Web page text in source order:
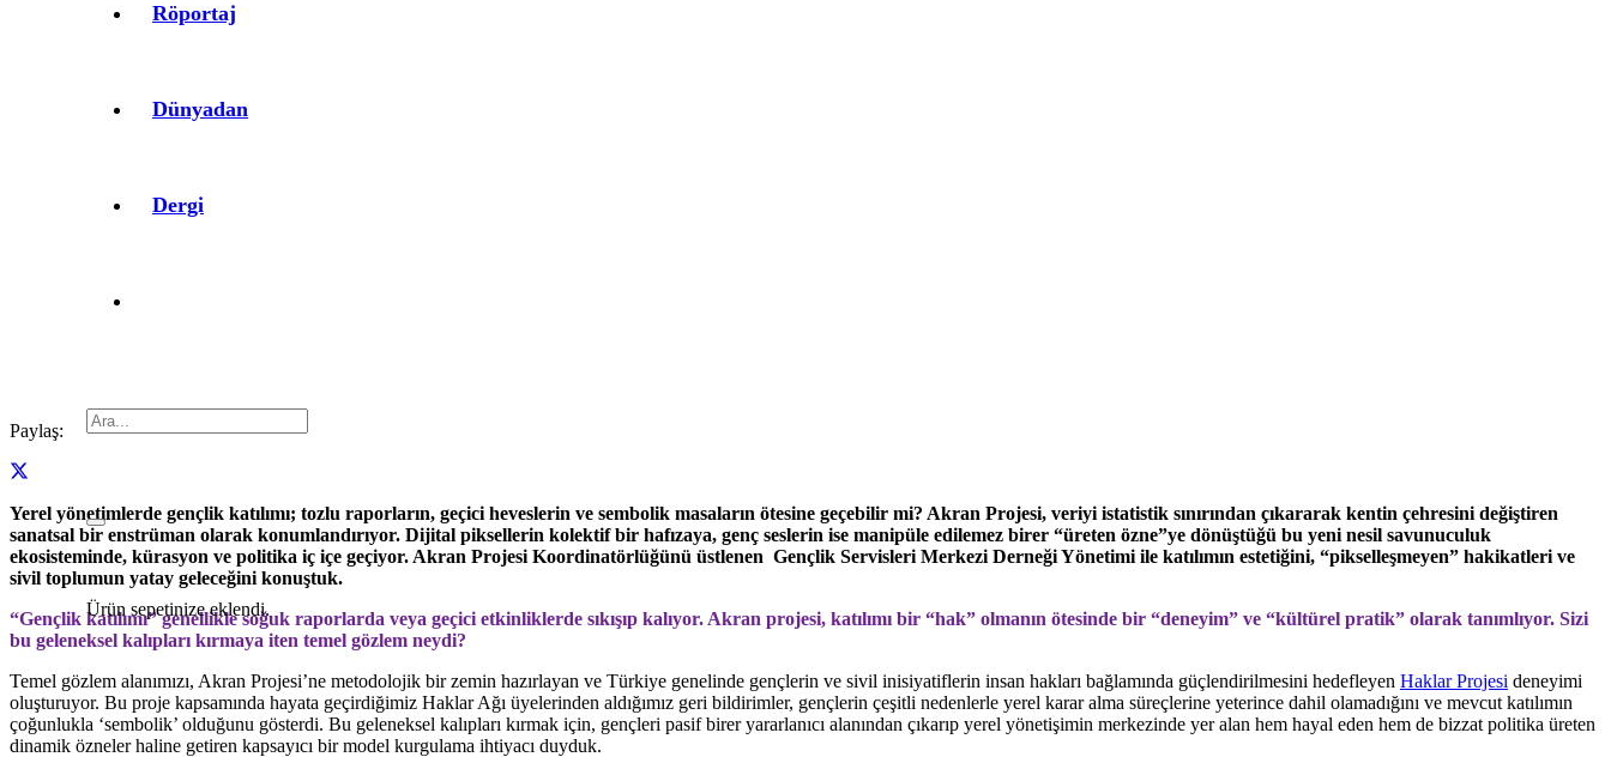
Röportaj
Dünyadan
Dergi
Ürün sepetinize eklendi.
Paylaş:
Yerel yönetimlerde gençlik katılımı; tozlu raporların, geçici heveslerin ve sembolik masaların ötesine geçebilir mi? Akran Projesi, veriyi istatistik sınırından çıkararak kentin çehresini değiştiren
sanatsal bir enstrüman olarak konumlandırıyor. Dijital piksellerin kolektif bir hafızaya, genç seslerin ise manipüle edilemez birer “üreten özne”ye dönüştüğü bu yeni nesil savunuculuk
ekosisteminde, kürasyon ve politika iç içe geçiyor. Akran Projesi Koordinatörlüğünü üstlenen Gençlik Servisleri Merkezi Derneği Yönetimi ile katılımın estetiğini, “pikselleşmeyen” hakikatleri ve
sivil toplumun yatay geleceğini konuştuk.
“Gençlik katılımı” genellikle soğuk raporlarda veya geçici etkinliklerde sıkışıp kalıyor. Akran projesi, katılımı bir “hak” olmanın ötesinde bir “deneyim” ve “kültürel pratik” olarak tanımlıyor. Sizi
bu geleneksel kalıpları kırmaya iten temel gözlem neydi?
Temel gözlem alanımızı, Akran Projesi’ne metodolojik bir zemin hazırlayan ve Türkiye genelinde gençlerin ve sivil inisiyatiflerin insan hakları bağlamında güçlendirilmesini hedefleyen Haklar Projesi deneyimi
oluşturuyor. Bu proje kapsamında hayata geçirdiğimiz Haklar Ağı üyelerinden aldığımız geri bildirimler, gençlerin çeşitli nedenlerle yerel karar alma süreçlerine yeterince dahil olamadığını ve mevcut katılımın
çoğunlukla ‘sembolik’ olduğunu gösterdi. Bu geleneksel kalıpları kırmak için, gençleri pasif birer yararlanıcı alanından çıkarıp yerel yönetişimin merkezinde yer alan hem hayal eden hem de bizzat politika üreten
dinamik özneler haline getiren kapsayıcı bir model kurgulama ihtiyacı duyduk.